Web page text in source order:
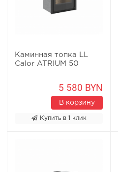
Каминная топка LL
Calor ATRIUM 50
5 580 BYN
В корзину
Купить в 1 клик